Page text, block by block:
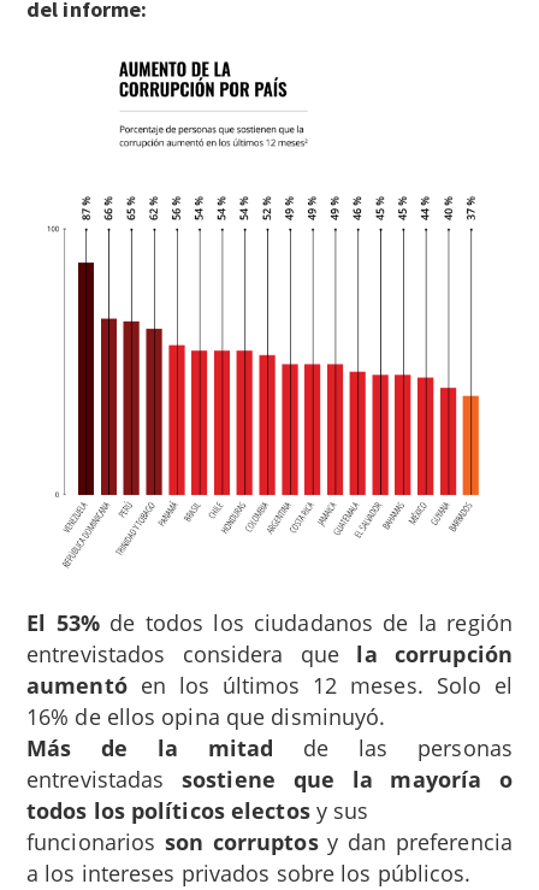
del informe:
El 53%de todos los ciudadanos de la región
entrevistados considera que la corrupción
aumentóen los últimos 12 meses. Solo el
16% de ellos opina que disminuyó.
Más de la mitad de las personas
entrevistadassostiene que la mayoría o
todos los políticos electosy sus
funcionarios son corruptosy dan preferencia
a los intereses privados sobre los públicos.